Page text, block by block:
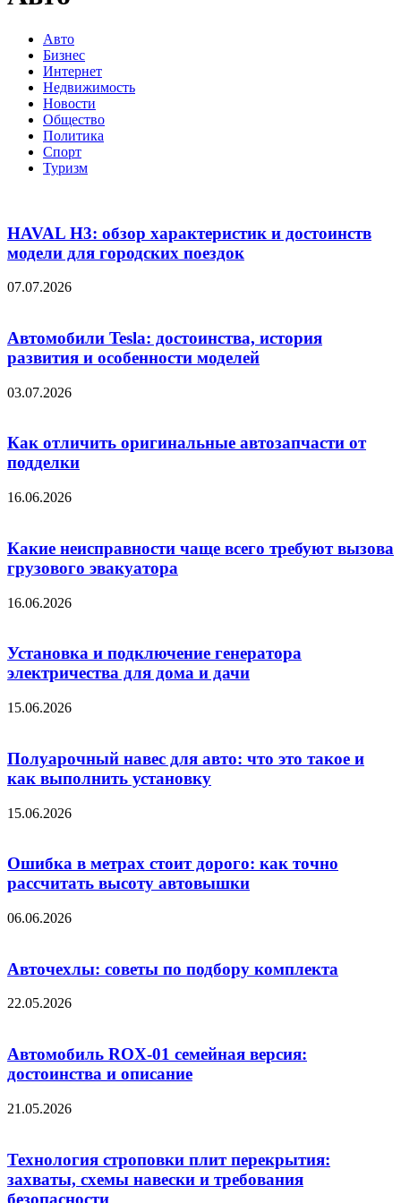
Авто
Бизнес
Интернет
Недвижимость
Новости
Общество
Политика
Спорт
Туризм
HAVAL H3: обзор характеристик и достоинств
модели для городских поездок
07.07.2026
Автомобили Tesla: достоинства, история
развития и особенности моделей
03.07.2026
Как отличить оригинальные автозапчасти от
подделки
16.06.2026
Какие неисправности чаще всего требуют вызова
грузового эвакуатора
16.06.2026
Установка и подключение генератора
электричества для дома и дачи
15.06.2026
Полуарочный навес для авто: что это такое и
как выполнить установку
15.06.2026
Ошибка в метрах стоит дорого: как точно
рассчитать высоту автовышки
06.06.2026
Авточехлы: советы по подбору комплекта
22.05.2026
Автомобиль ROX-01 семейная версия:
достоинства и описание
21.05.2026
Технология строповки плит перекрытия:
захваты, схемы навески и требования
безопасности